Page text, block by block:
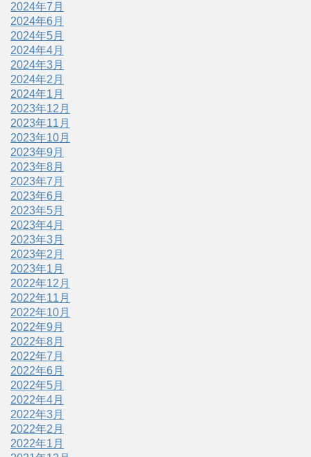
2024年7月
2024年6月
2024年5月
2024年4月
2024年3月
2024年2月
2024年1月
2023年12月
2023年11月
2023年10月
2023年9月
2023年8月
2023年7月
2023年6月
2023年5月
2023年4月
2023年3月
2023年2月
2023年1月
2022年12月
2022年11月
2022年10月
2022年9月
2022年8月
2022年7月
2022年6月
2022年5月
2022年4月
2022年3月
2022年2月
2022年1月